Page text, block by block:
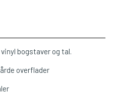
bogstaver og tal.
overflader